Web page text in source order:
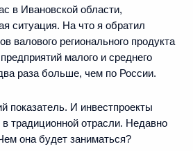
в Ивановской области,
ситуация. На что я обратил
валового регионального продукта
малого и среднего
раза больше, чем по России.
показатель. И инвестпроекты
традиционной отрасли. Недавно
она будет заниматься?